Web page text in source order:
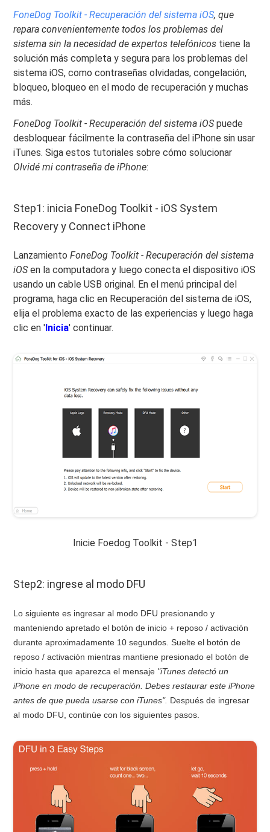
FoneDog Toolkit - Recuperación del sistema iOS, que
repara convenientemente todos los problemas del
sistema sin la necesidad de expertos telefónicos tiene la
solución más completa y segura para los problemas del
sistema iOS, como contraseñas olvidadas, congelación,
bloqueo, bloqueo en el modo de recuperación y muchas
más.
FoneDog Toolkit - Recuperación del sistema iOSpuede
desbloquear fácilmente la contraseña del iPhone sin usar
iTunes. Siga estos tutoriales sobre cómo solucionar
Olvidé mi contraseña de iPhone:
Step1: inicia FoneDog Toolkit - iOS System
Recovery y Connect iPhone
LanzamientoFoneDog Toolkit - Recuperación del sistema
iOSen la computadora y luego conecta el dispositivo iOS
usando un cable USB original. En el menú principal del
programa, haga clic en Recuperación del sistema de iOS,
elija el problema exacto de las experiencias y luego haga
clic en ' Inicia' continuar.
Inicie Foedog Toolkit - Step1
Step2: ingrese al modo DFU
Lo siguiente es ingresar al modo DFU presionando y
manteniendo apretado el botón de inicio + reposo / activación
durante aproximadamente 10 segundos. Suelte el botón de
reposo / activación mientras mantiene presionado el botón de
inicio hasta que aparezca el mensaje "iTunes detectó un
iPhone en modo de recuperación. Debes restaurar este iPhone
antes de que pueda usarse con iTunes". Después de ingresar
al modo DFU, continúe con los siguientes pasos.